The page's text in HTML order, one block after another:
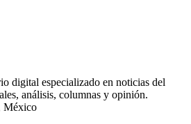
digital especializado en noticias del
análisis, columnas y opinión.
México